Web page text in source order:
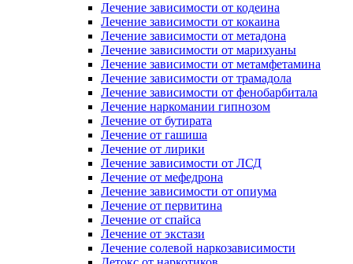
Лечение зависимости от кодеина
Лечение зависимости от кокаина
Лечение зависимости от метадона
Лечение зависимости от марихуаны
Лечение зависимости от метамфетамина
Лечение зависимости от трамадола
Лечение зависимости от фенобарбитала
Лечение наркомании гипнозом
Лечение от бутирата
Лечение от гашиша
Лечение от лирики
Лечение зависимости от ЛСД
Лечение от мефедрона
Лечение зависимости от опиума
Лечение от первитина
Лечение от спайса
Лечение от экстази
Лечение солевой наркозависимости